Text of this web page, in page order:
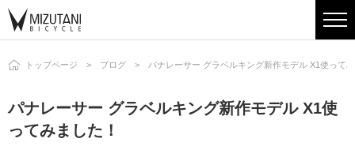
トップページ ブログ パナレーサー グラベルキング新作モデル X1使って
パナレーサー グラベルキング新作モデル X1使
ってみました！